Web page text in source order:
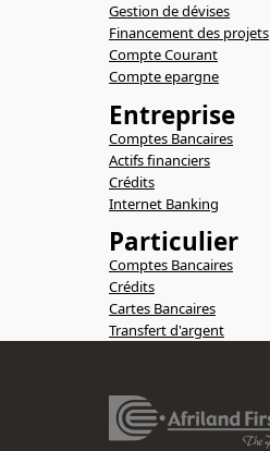
Gestion de dévises
Financement des projets
Compte Courant
Compte epargne
Entreprise
Comptes Bancaires
Actifs financiers
Crédits
Internet Banking
Particulier
Comptes Bancaires
Crédits
Cartes Bancaires
Transfert d'argent